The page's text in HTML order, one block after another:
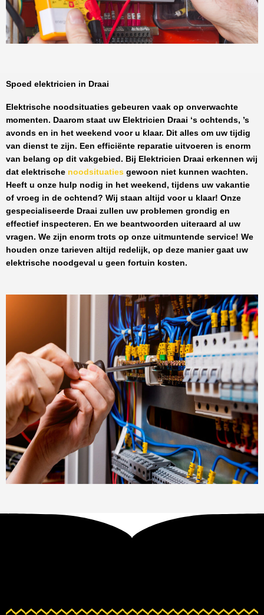
Spoed elektricien in Draai
Elektrische noodsituaties gebeuren vaak op onverwachte
momenten. Daarom staat uw Elektricien Draai ‘s ochtends, ’s
avonds en in het weekend voor u klaar. Dit alles om uw tijdig
van dienst te zijn. Een efficiënte reparatie uitvoeren is enorm
van belang op dit vakgebied. Bij Elektricien Draai erkennen wij
dat elektrische noodsituaties gewoon niet kunnen wachten.
Heeft u onze hulp nodig in het weekend, tijdens uw vakantie
of vroeg in de ochtend? Wij staan altijd voor u klaar! Onze
gespecialiseerde Draai zullen uw problemen grondig en
effectief inspecteren. En we beantwoorden uiteraard al uw
vragen. We zijn enorm trots op onze uitmuntende service! We
houden onze tarieven altijd redelijk, op deze manier gaat uw
elektrische noodgeval u geen fortuin kosten.